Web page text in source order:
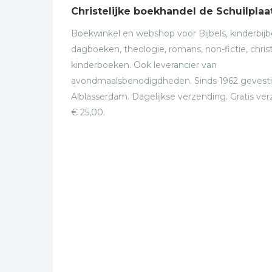
Christelijke boekhandel de
Boekwinkel en webshop voor Bijbels,
dagboeken, theologie, romans, non-fictie,
kinderboeken. Ook leverancier van
avondmaalsbenodigdheden. Sinds 1962
Alblasserdam. Dagelijkse verzending. Gratis
€ 25,00.